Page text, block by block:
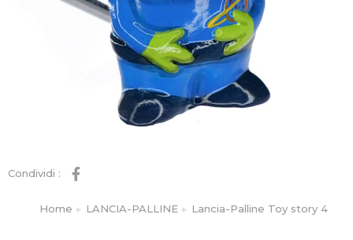
Condividi :
Tu sei qui:
Home LANCIA-PALLINE Lancia-Palline Toy story 4